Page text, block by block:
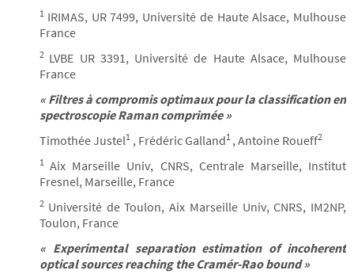
1 IRIMAS, UR 7499, Université de Haute Alsace, Mulhouse
France
2 LVBE UR 3391, Université de Haute Alsace, Mulhouse
France
« Filtres à compromis optimaux pour la classification en
spectroscopie Raman comprimée »
Timothée Justel1 , Frédéric Galland1 , Antoine Roueff2
1 Aix Marseille Univ, CNRS, Centrale Marseille, Institut
Fresnel, Marseille, France
2 Université de Toulon, Aix Marseille Univ, CNRS, IM2NP,
Toulon, France
« Experimental separation estimation of incoherent
optical sources reaching the Cramér-Rao bound »